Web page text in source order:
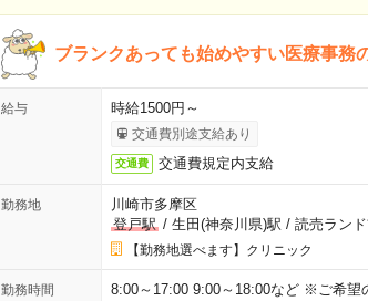
ブランクあっても始めやすい医療事務
給与 時給1500円～
交通費別途支給あり
交通費 交通費規定内支給
勤務地
川崎市多摩区
登戸駅/ 生田(神奈川県)駅 / 読売ラン
【勤務地選べます】クリニック
勤務時間 8:00～17:00 9:00～18:00など ※ご希望